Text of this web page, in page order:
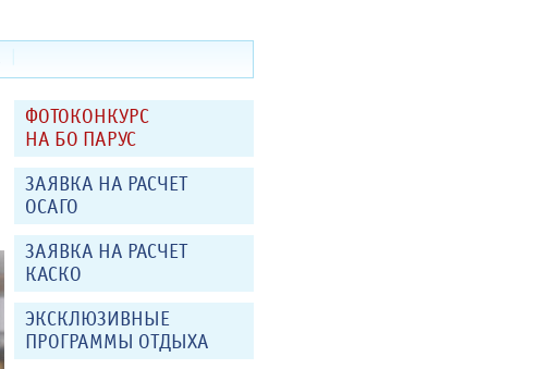
ФОТОКОНКУРС
НА БО ПАРУС
ЗАЯВКА НА РАСЧЕТ
ОСАГО
ЗАЯВКА НА РАСЧЕТ
КАСКО
ЭКСКЛЮЗИВНЫЕ
ПРОГРАММЫ ОТДЫХА